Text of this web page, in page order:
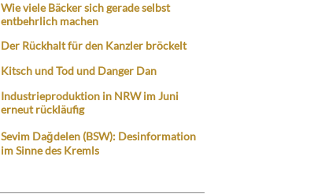
Wie viele Bäcker sich gerade selbst
entbehrlich machen
Der Rückhalt für den Kanzler bröckelt
Kitsch und Tod und Danger Dan
Industrieproduktion in NRW im Juni
erneut rückläufig
Sevim Dağdelen (BSW): Desinformation
im Sinne des Kremls